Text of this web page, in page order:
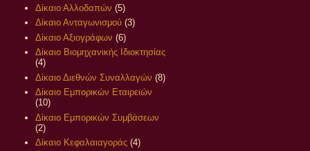
Δίκαιο Αλλοδαπών (5)
Δίκαιο Ανταγωνισμού (3)
Δίκαιο Αξιογράφων (6)
Δίκαιο Βιομηχανικής Ιδιοκτησίας
(4)
Δίκαιο Διεθνών Συναλλαγών (8)
Δίκαιο Εμπορικών Εταιρειών
(10)
Δίκαιο Εμπορικών Συμβάσεων
(2)
Δίκαιο Κεφαλαιαγοράς (4)